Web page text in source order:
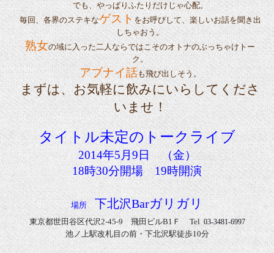
でも、やっぱりふたりだけじゃ心配。
毎回、各界のステキなゲスト をお呼びして、楽しいお話を聞き出
しちゃおう。
熟女の域に入った二人ならではこそのオトナのぶっちゃけトー
ク。
アブナイ話も飛び出しそう。
まずは、お気軽に飲みにいらしてくださ
いませ！
タイトル未定のトークライブ
2014年5月9 日 （金）
18時30分開場19時開演
場所 下北沢Barガリガリ
東京都世田谷区代沢2-45-9 飛田ビルB1 Ｆ Tel 03-3481-6997
池ノ上駅改札目の前・下北沢駅徒歩10分